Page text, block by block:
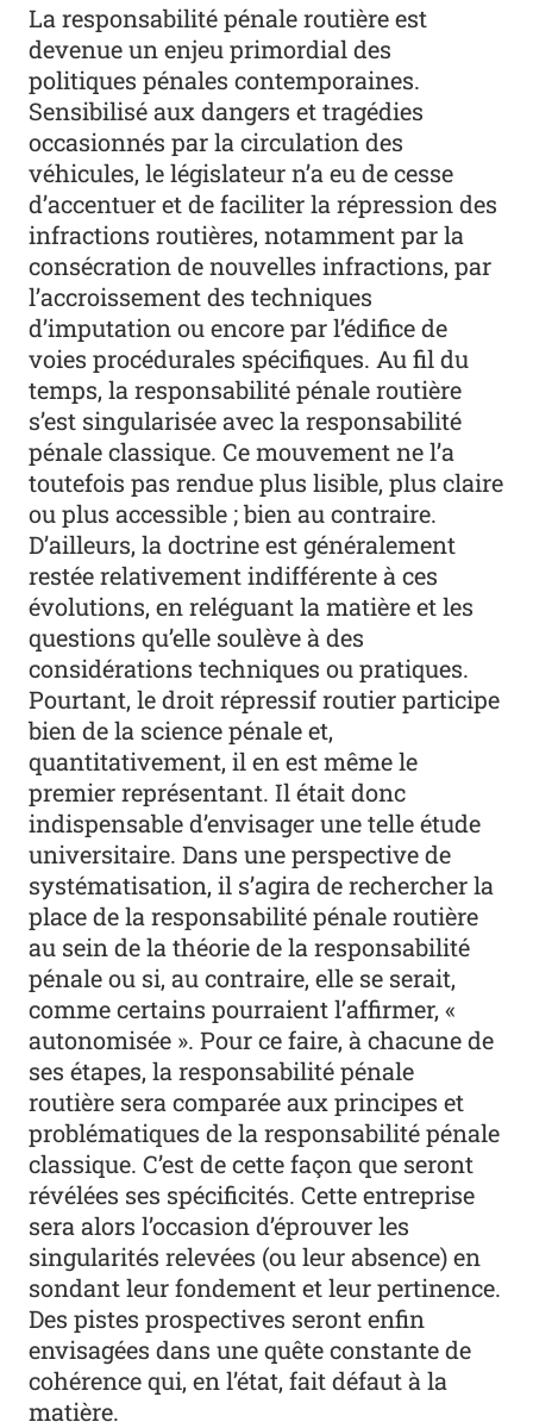
La responsabilité pénale routière est
devenue un enjeu primordial des
politiques pénales contemporaines.
Sensibilisé aux dangers et tragédies
occasionnés par la circulation des
véhicules, le législateur n’a eu de cesse
d’accentuer et de faciliter la répression des
infractions routières, notamment par la
consécration de nouvelles infractions, par
l’accroissement des techniques
d’imputation ou encore par l’édifice de
voies procédurales spécifiques. Au fil du
temps, la responsabilité pénale routière
s’est singularisée avec la responsabilité
pénale classique. Ce mouvement ne l’a
toutefois pas rendue plus lisible, plus claire
ou plus accessible ; bien au contraire.
D’ailleurs, la doctrine est généralement
restée relativement indifférente à ces
évolutions, en reléguant la matière et les
questions qu’elle soulève à des
considérations techniques ou pratiques.
Pourtant, le droit répressif routier participe
bien de la science pénale et,
quantitativement, il en est même le
premier représentant. Il était donc
indispensable d’envisager une telle étude
universitaire. Dans une perspective de
systématisation, il s’agira de rechercher la
place de la responsabilité pénale routière
au sein de la théorie de la responsabilité
pénale ou si, au contraire, elle se serait,
comme certains pourraient l’affirmer, «
autonomisée ». Pour ce faire, à chacune de
ses étapes, la responsabilité pénale
routière sera comparée aux principes et
problématiques de la responsabilité pénale
classique. C’est de cette façon que seront
révélées ses spécificités. Cette entreprise
sera alors l’occasion d’éprouver les
singularités relevées (ou leur absence) en
sondant leur fondement et leur pertinence.
Des pistes prospectives seront enfin
envisagées dans une quête constante de
cohérence qui, en l’état, fait défaut à la
matière.